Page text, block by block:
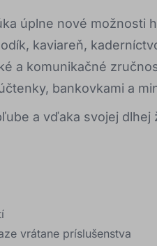
úplne nové možnosti
kaviareň,
a komunikačné
bankovkami a
a vďaka svojej dlhej
vrátane príslušenstva